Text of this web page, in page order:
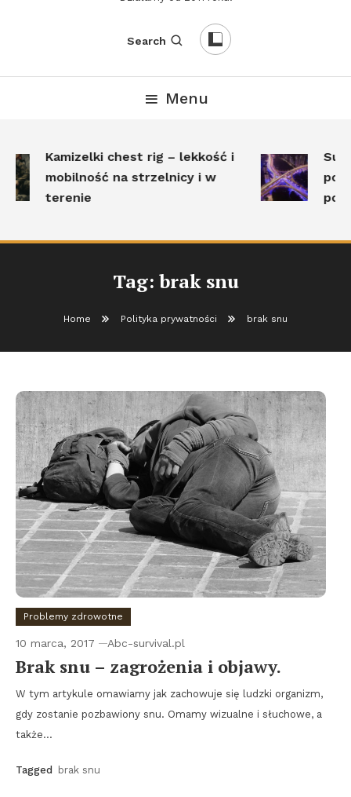
Search
Menu
Kamizelki chest rig – lekkość i
mobilność na strzelnicy i w
terenie
Tag: brak snu
Home Polityka prywatności brak snu
Problemy zdrowotne
10 marca, 2017 Abc-survival.pl
Brak snu – zagrożenia i objawy.
W tym artykule omawiamy jak zachowuje się ludzki organizm,
gdy zostanie pozbawiony snu. Omamy wizualne i słuchowe, a
także…
Tagged brak snu